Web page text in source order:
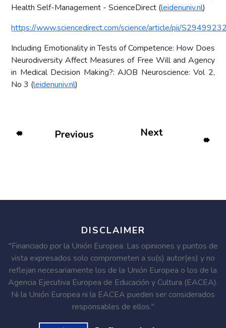
Health Self-Management - ScienceDirect (leidenuniv.nl)
https://www.sciencedirect.com/science/article/pii/
Including Emotionality in Tests of Competence: How Does
Neurodiversity Affect Measures of Free Will and Agency
in Medical Decision Making?: AJOB Neuroscience: Vol 2,
No 3 (leidenuniv.nl)
Previous Next
DISCLAIMER
"Financiado por la Unión Europea. Las opiniones y puntos de
vista expresados solo comprometen a su(s) autor(es) y no
reflejan necesariamente los de la Unión Europea o los de la
Agencia Ejecutiva Europea de Educación y Cultura (EACEA).
Ni la Unión Europea ni la EACEA pueden ser considerados
responsables de ellos."